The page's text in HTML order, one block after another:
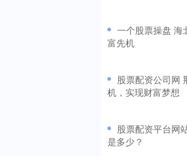
一个股票操盘 海
富先机
股票配资公司网
机，实现财富梦想
股票配资平台网
是多少？